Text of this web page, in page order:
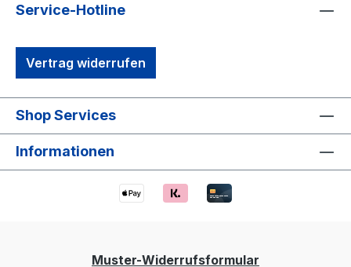
Service-Hotline
Vertrag widerrufen
Shop Services
Informationen
Muster-Widerrufsformular